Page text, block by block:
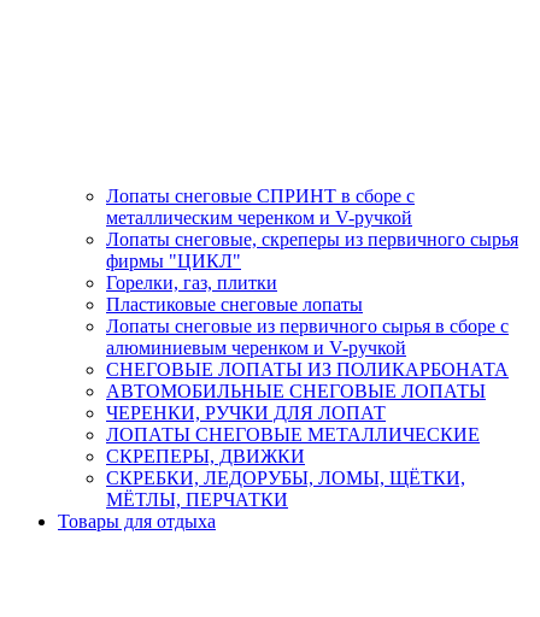
Лопаты снеговые СПРИНТ в сборе с
металлическим черенком и V-ручкой
Лопаты снеговые, скреперы из первичного сырья
фирмы "ЦИКЛ"
Горелки, газ, плитки
Пластиковые снеговые лопаты
Лопаты снеговые из первичного сырья в сборе с
алюминиевым черенком и V-ручкой
СНЕГОВЫЕ ЛОПАТЫ ИЗ ПОЛИКАРБОНАТА
АВТОМОБИЛЬНЫЕ СНЕГОВЫЕ ЛОПАТЫ
ЧЕРЕНКИ, РУЧКИ ДЛЯ ЛОПАТ
ЛОПАТЫ СНЕГОВЫЕ МЕТАЛЛИЧЕСКИЕ
СКРЕПЕРЫ, ДВИЖКИ
СКРЕБКИ, ЛЕДОРУБЫ, ЛОМЫ, ЩЁТКИ,
МЁТЛЫ, ПЕРЧАТКИ
Товары для отдыха